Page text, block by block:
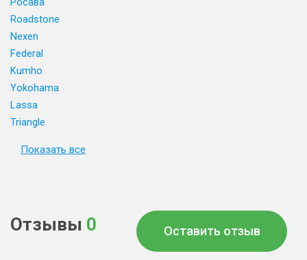
Roadstone
Nexen
Federal
Kumho
Yokohama
Lassa
Triangle
Показать все
Отзывы 0 Оставить отзыв